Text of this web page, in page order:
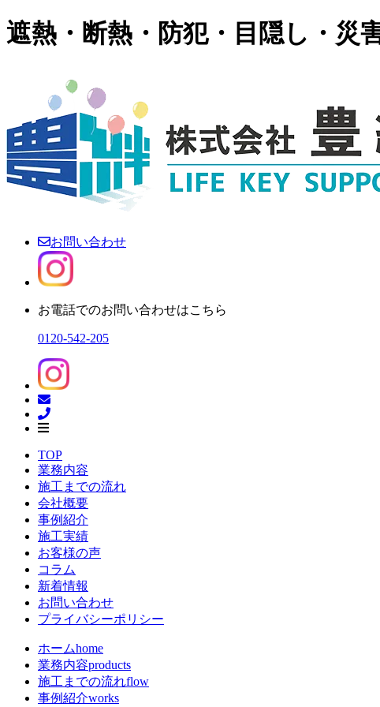
遮熱・断熱・防犯・目隠し・災
お問い合わせ
お電話でのお問い合わせはこちら
0120-542-205
TOP
業務内容
施工までの流れ
会社概要
事例紹介
施工実績
お客様の声
コラム
新着情報
お問い合わせ
プライバシーポリシー
ホームhome
業務内容products
施工までの流れflow
事例紹介works